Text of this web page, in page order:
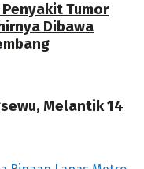
Penyakit Tumor
Dibawa
Melantik 14